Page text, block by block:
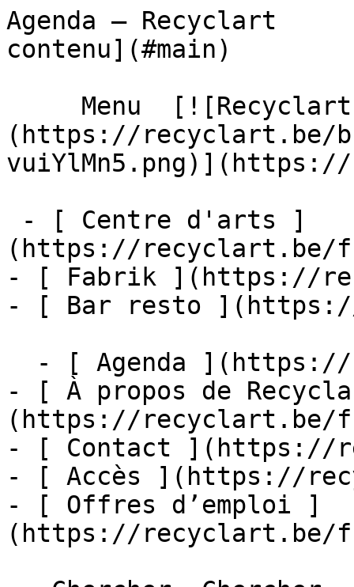
Agenda –
contenu](#main)
(https://recyclart.be/
(https://recyclart.be/
- [ Fabrik ](https://
- [ Bar resto
- [ À propos de
(https://recyclart.be/
- [ Contact ](https://
- [ Accès ](https://
- [ Offres d’emploi ]
(https://recyclart.be/